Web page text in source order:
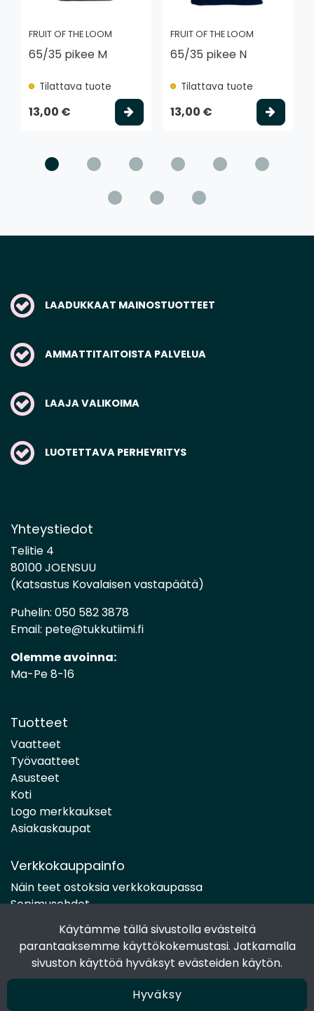
Käytämme tällä sivustolla evästeitä
parantaaksemme käyttökokemustasi. Jatkamalla
sivuston käyttöä hyväksyt evästeiden käytön.
Hyväksy
FRUIT OF THE LOOM
65/35 pikee M
Tilattava tuote
13,00 € Valitse vaihtoehto
FRUIT OF THE LOOM
65/35 pikee N
Tilattava tuote
13,00 €
LAADUKKAAT MAINOSTUOTTEET
AMMATTITAITOISTA PALVELUA
LAAJA VALIKOIMA
LUOTETTAVA PERHEYRITYS
Yhteystiedot
Telitie 4
80100 JOENSUU
(Katsastus Kovalaisen vastapäätä)
Puhelin: 050 582 3878
Email: pete@tukkutiimi.fi
Olemme avoinna:
Ma-Pe 8-16
Tuotteet
Vaatteet
Työvaatteet
Asusteet
Koti
Logo merkkaukset
Asiakaskaupat
Verkkokauppainfo
Näin teet ostoksia verkkokaupassa
Sopimusehdot
Toimitustavat
Maksutavat
Tietosuojaseloste
Seuraa sosiaalisessa mediassa